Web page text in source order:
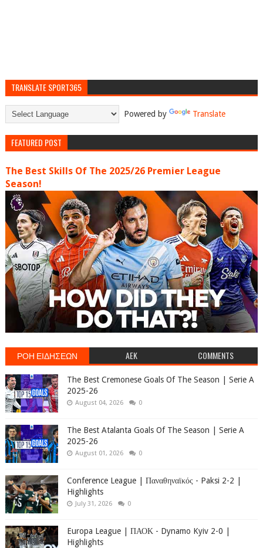
TRANSLATE SPORT365
Powered by Translate
FEATURED POST
The Best Skills Of The 2025/26 Premier League
Season!
ΡΟΗ ΕΙΔΗΣΕΩΝ AEK COMMENTS
The Best Cremonese Goals Of The Season | Serie A
2025-26
August 04, 2026 0
The Best Atalanta Goals Of The Season | Serie A
2025-26
August 01, 2026 0
Conference League | Παναθηναϊκός - Paksi 2-2 |
Highlights
July 31, 2026 0
Europa League | ΠΑΟΚ - Dynamo Kyiv 2-0 |
Highlights